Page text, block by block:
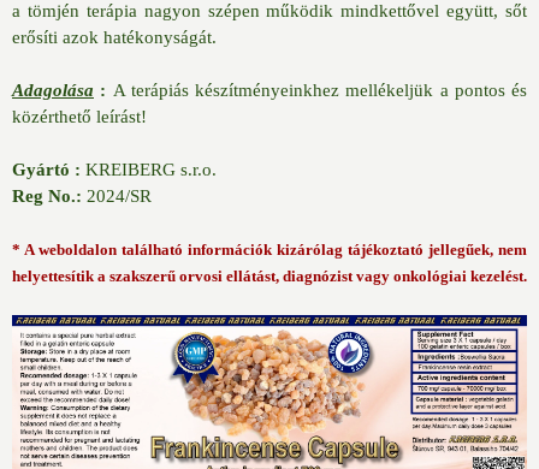
a tömjén terápia nagyon szépen működik mindkettővel együtt, sőt
erősíti azok hatékonyságát.
Adagolása : A terápiás készítményeinkhez mellékeljük a pontos és
közérthető leírást!
Gyártó : KREIBERG s.r.o.
Reg No.: 2024/SR
* A weboldalon található információk kizárólag tájékoztató jellegűek, nem
helyettesítik a szakszerű orvosi ellátást, diagnózist vagy onkológiai kezelést.